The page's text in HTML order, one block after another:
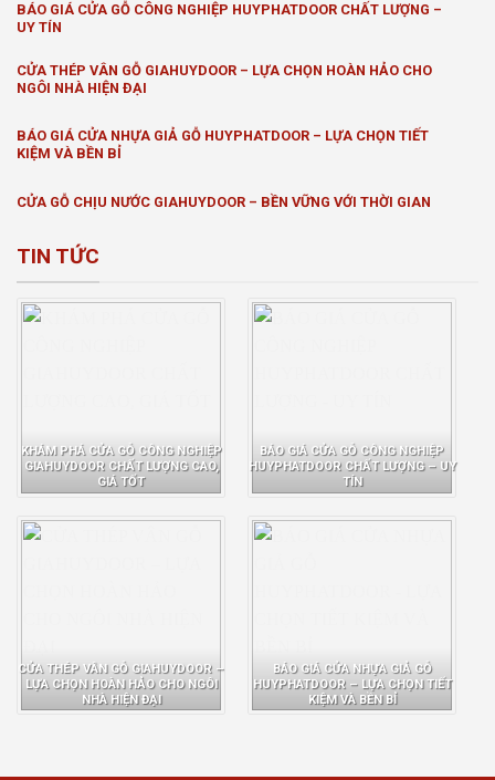
BÁO GIÁ CỬA GỖ CÔNG NGHIỆP HUYPHATDOOR CHẤT LƯỢNG –
UY TÍN
CỬA THÉP VÂN GỖ GIAHUYDOOR – LỰA CHỌN HOÀN HẢO CHO
NGÔI NHÀ HIỆN ĐẠI
BÁO GIÁ CỬA NHỰA GIẢ GỖ HUYPHATDOOR – LỰA CHỌN TIẾT
KIỆM VÀ BỀN BỈ
CỬA GỖ CHỊU NƯỚC GIAHUYDOOR – BỀN VỮNG VỚI THỜI GIAN
TIN TỨC
KHÁM PHÁ CỬA GỖ CÔNG NGHIỆP
GIAHUYDOOR CHẤT LƯỢNG CAO,
GIÁ TỐT
BÁO GIÁ CỬA GỖ CÔNG NGHIỆP
HUYPHATDOOR CHẤT LƯỢNG – UY
TÍN
CỬA THÉP VÂN GỖ GIAHUYDOOR –
LỰA CHỌN HOÀN HẢO CHO NGÔI
NHÀ HIỆN ĐẠI
BÁO GIÁ CỬA NHỰA GIẢ GỖ
HUYPHATDOOR – LỰA CHỌN TIẾT
KIỆM VÀ BỀN BỈ